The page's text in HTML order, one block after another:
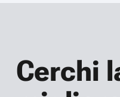
Cerchi